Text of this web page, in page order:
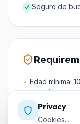
Seguro de
Edad mínima:
años (Open
Saber nadar
braza)
Privacy
Cookies...